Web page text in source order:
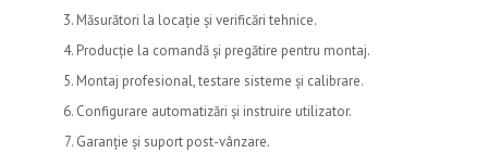
Măsurători la locație și verificări tehnice.
Producție la comandă și pregătire pentru montaj.
Montaj profesional, testare sisteme și calibrare.
Configurare automatizări și instruire utilizator.
Garanție și suport post-vânzare.